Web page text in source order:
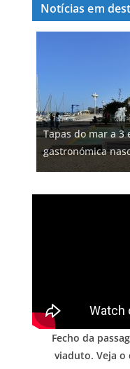
Notícias em
Milagre da água.
Algarve voltam a
Foto do dia: uma
entre redes e
Tapas do mar a 3
gastronómica
Projeto
milhões de euros
hotéis (com vídeo)
Tempestades
arribas em risco
Fecho da
viaduto. Veja